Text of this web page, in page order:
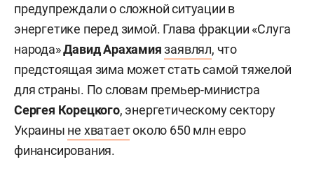
предупреждали о сложной ситуации в
энергетике перед зимой. Глава фракции «Слуга
народа»Давид Арахамия заявлял, что
предстоящая зима может стать самой тяжелой
для страны. По словам премьер-министра
Сергея Корецкого, энергетическому сектору
Украины не хватаетоколо 650 млн евро
финансирования.